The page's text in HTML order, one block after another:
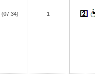
(07.34) 1